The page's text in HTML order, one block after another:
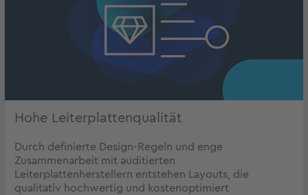
Hohe Leiterplattenqualität
Durch definierte Design-Regeln und enge
Zusammenarbeit mit auditierten
Leiterplattenherstellern entstehen Layouts, die
qualitativ hochwertig und kostenoptimiert